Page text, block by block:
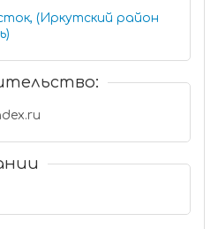
(Иркутский район